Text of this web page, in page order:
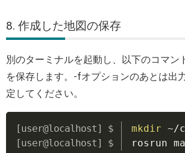
8. 作成した地図の保存
別のターミナルを起動し、以下のコマン
を保存します。-fオプションのあとは出
定してください。
mkdir ~/
rosrun